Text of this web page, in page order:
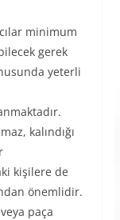
minimum
gerek
yeterli
kalındığı
kişilere de
önemlidir.
paça